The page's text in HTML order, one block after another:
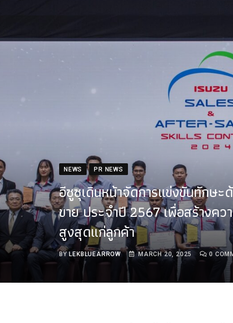
NEWS PR NEWS
อีซูซุเดินหน้าจัดการแข่งขันทักษะ
ขาย ประจำปี 2567 เพื่อสร้างค
สูงสุดแก่ลูกค้า
BYLEKBLUEARROW MARCH 20, 2025 0